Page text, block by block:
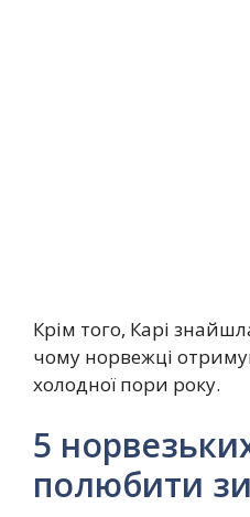
Крім того, Карі
чому норвежці
холодної пори року.
5
полюбити